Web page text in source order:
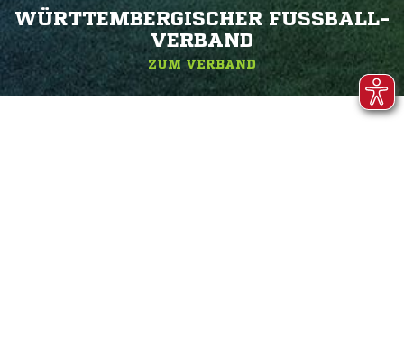
WÜRTTEMBERGISCHER FUSSBALL-V
ERBAND
ZUM VERBAND